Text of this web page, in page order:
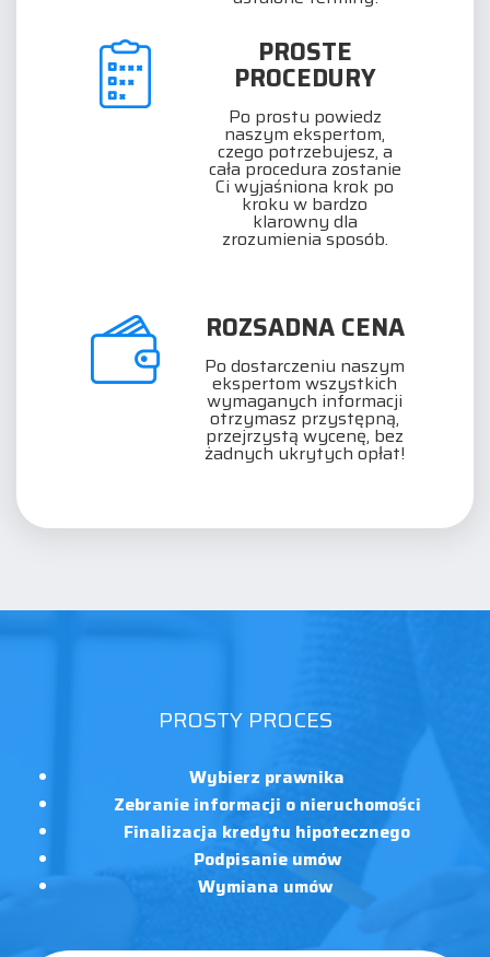
PROSTE
PROCEDURY
Po prostu powiedz
naszym ekspertom,
czego potrzebujesz, a
cała procedura zostanie
Ci wyjaśniona krok po
kroku w bardzo
klarowny dla
zrozumienia sposób.
ROZSADNA CENA
Po dostarczeniu naszym
ekspertom wszystkich
wymaganych informacji
otrzymasz przystępną,
przejrzystą wycenę, bez
żadnych ukrytych opłat!
PROSTY PROCES
Wybierz prawnika
Zebranie informacji o nieruchomości
Finalizacja kredytu hipotecznego
Podpisanie umów
Wymiana umów